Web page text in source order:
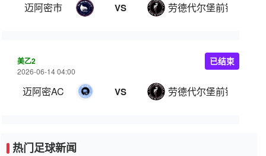
迈阿密市 VS 劳德代尔堡前锋
美乙2
2026-06-14 04:00
迈阿密AC VS 劳德代尔堡前锋
已结束
热门足球新闻